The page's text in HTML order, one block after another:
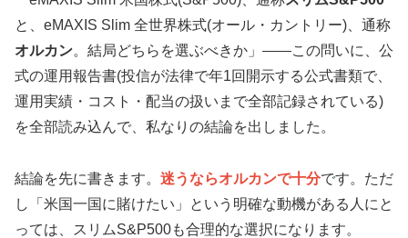
と、eMAXIS Slim 全世界株式(オール・カントリー)、通称
オルカン。結局どちらを選ぶべきか」——この問いに、公
式の運用報告書(投信が法律で年1回開示する公式書類で、
運用実績・コスト・配当の扱いまで全部記録されている)
を全部読み込んで、私なりの結論を出しました。
結論を先に書きます。 迷うならオルカンで十分です。ただ
し「米国一国に賭けたい」という明確な動機がある人にと
っては、スリムS&P500も合理的な選択になります。